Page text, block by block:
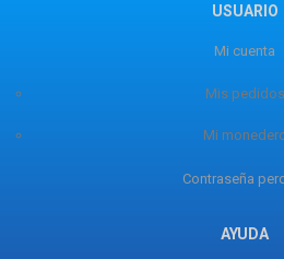
USUARIO
Mi cuenta
Mis pedidos
Mi
Contraseña
AYUDA